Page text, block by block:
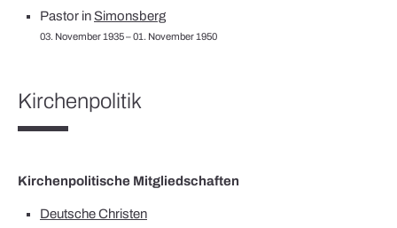
Pastor inSimonsberg
03. November 1935 – 01. November 1950
Kirchenpolitik
Kirchenpolitische Mitgliedschaften
Deutsche Christen